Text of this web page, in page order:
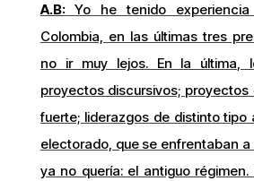
A.B:Yo he tenido
Colombia, en las últimas tres
no ir muy lejos. En la última,
proyectos discursivos;
fuerte; liderazgos de distinto tipo
electorado, que se enfrentaban
ya no quería: el antiguo